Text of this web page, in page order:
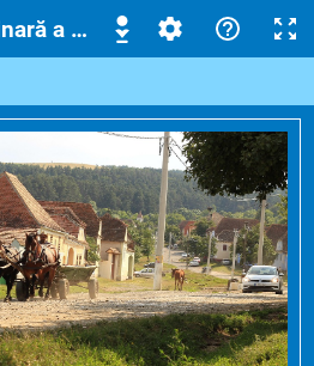
a Transilvaniei